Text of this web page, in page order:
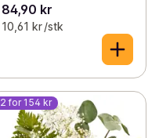
84,90 kr
10,61 kr /stk
2 for 154 kr